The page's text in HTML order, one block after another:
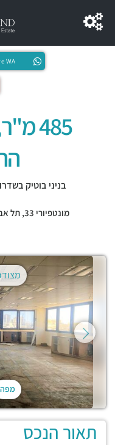
WA
485
בניני בוטיק
מונטפיורי 33, תל
מפה
תאור הנכס